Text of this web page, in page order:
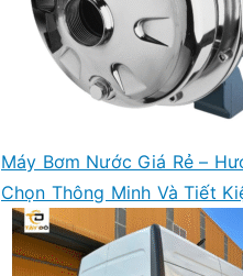
Máy Bơm Nước Giá Rẻ –
Chọn Thông Minh Và Tiết